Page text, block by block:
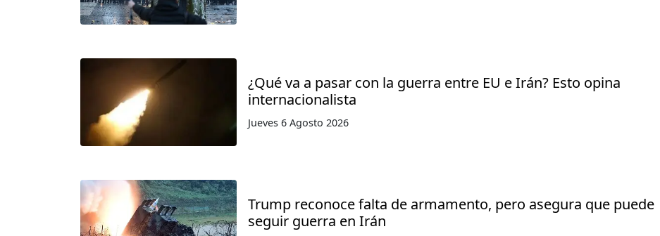
¿Qué va a pasar con la guerra entre EU e Irán? Esto opina
internacionalista
Jueves 6 Agosto 2026
Trump reconoce falta de armamento, pero asegura que puede
seguir guerra en Irán